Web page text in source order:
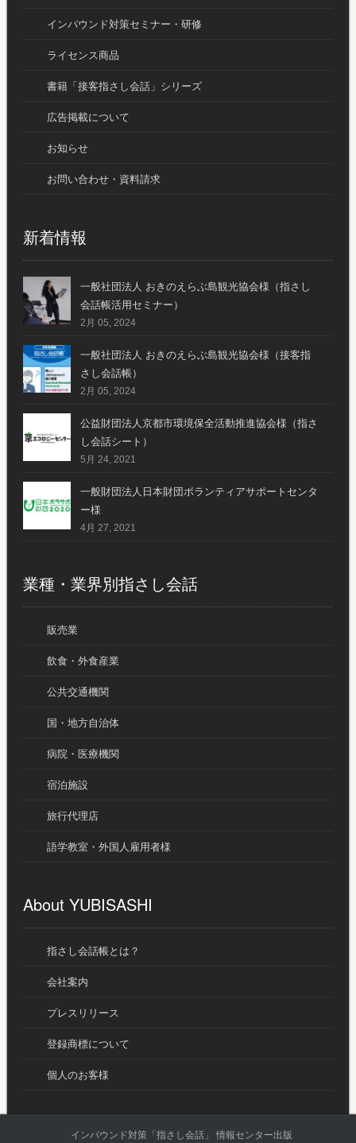
インバウンド対策セミナー・研修
ライセンス商品
書籍「接客指さし会話」シリーズ
広告掲載について
お知らせ
お問い合わせ・資料請求
新着情報
一般社団法人 おきのえらぶ島観光協会様（指さし
会話帳活用セミナー）
2月 05, 2024
一般社団法人 おきのえらぶ島観光協会様（接客指
さし会話帳）
2月 05, 2024
公益財団法人京都市環境保全活動推進協会様（指さ
し会話シート）
5月 24, 2021
一般財団法人日本財団ボランティアサポートセンタ
ー様
4月 27, 2021
業種・業界別指さし会話
販売業
飲食・外食産業
公共交通機関
国・地方自治体
病院・医療機関
宿泊施設
旅行代理店
語学教室・外国人雇用者様
About YUBISASHI
指さし会話帳とは？
会社案内
プレスリリース
登録商標について
個人のお客様
インバウンド対策「指さし会話」 情報センター出版